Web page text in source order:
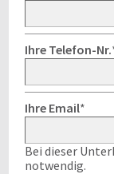
Ihre Telefon-Nr.
Ihre Email*
Bei dieser
notwendig.